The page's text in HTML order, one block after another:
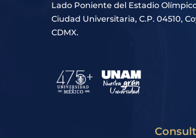
Lado Poniente del Estadio
Ciudad Universitaria, C.P. 04510,
CDMX.